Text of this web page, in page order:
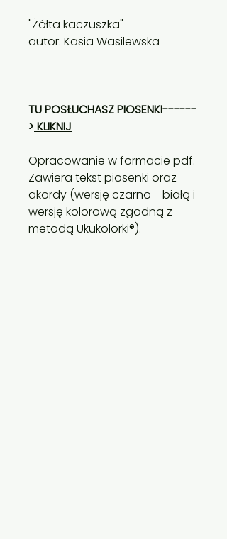
"Żółta kaczuszka"
autor: Kasia Wasilewska
TU POSŁUCHASZ PIOSENKI------
>KLIKNIJ
Opracowanie w formacie pdf.
Zawiera tekst piosenki oraz
akordy (wersję czarno - białą i
wersję kolorową zgodną z
metodą Ukukolorki®).